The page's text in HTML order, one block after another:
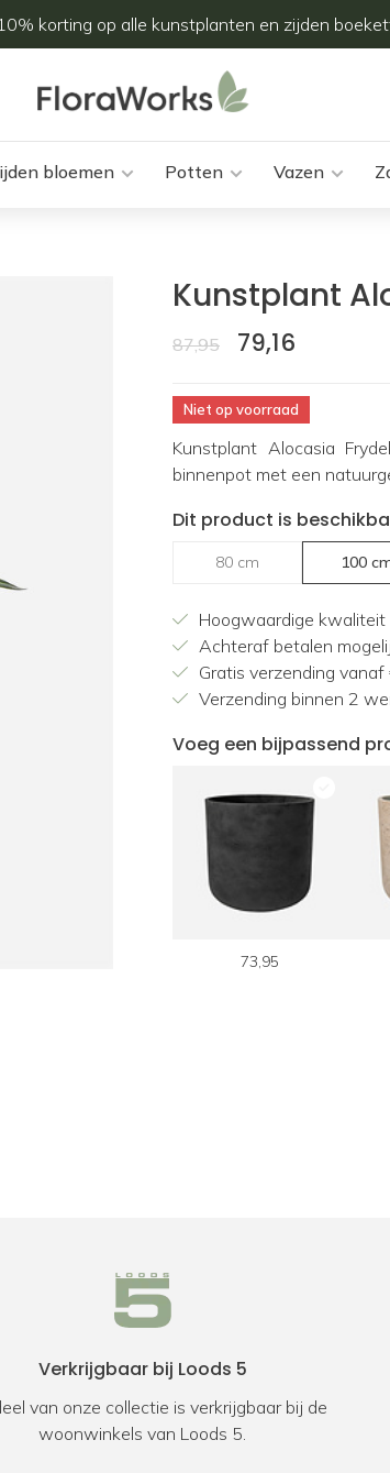
korting op alle kunstplanten en zijden
bloemen Potten Vazen
Kunstplant
87,95 79,16
Niet op voorraad
Kunstplant Alocasia
binnenpot met een
Dit product is
80 cm 100
Hoogwaardige kwaliteit
Achteraf betalen
Gratis verzending
Verzending binnen 2
Voeg een bijpassend
73,95
Verkrijgbaar bij Loods 5
van onze collectie is verkrijgbaar bij de
woonwinkels van Loods 5.